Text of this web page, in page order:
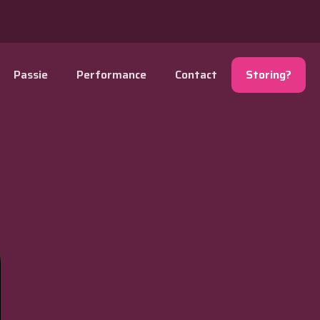
Passie Performance Contact Storing?